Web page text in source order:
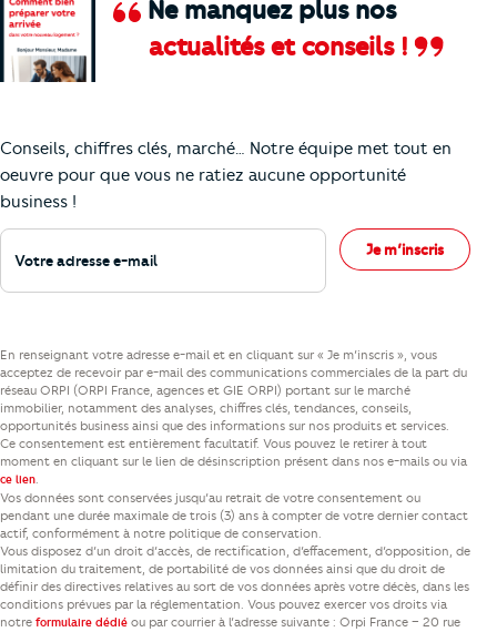
Ne manquez plus nos
actualités et conseils !
Conseils, chiffres clés, marché… Notre équipe met tout en
oeuvre pour que vous ne ratiez aucune opportunité
business !
Votre adresse e-mail
Je m’inscris
En renseignant votre adresse e-mail et en cliquant sur « Je m’inscris », vous
acceptez de recevoir par e-mail des communications commerciales de la part du
réseau ORPI (ORPI France, agences et GIE ORPI) portant sur le marché
immobilier, notamment des analyses, chiffres clés, tendances, conseils,
opportunités business ainsi que des informations sur nos produits et services.
Ce consentement est entièrement facultatif. Vous pouvez le retirer à tout
moment en cliquant sur le lien de désinscription présent dans nos e-mails ou via
ce lien
Vos données sont conservées jusqu’au retrait de votre consentement ou
pendant une durée maximale de trois (3) ans à compter de votre dernier contact
actif, conformément à notre politique de conservation.
Vous disposez d’un droit d’accès, de rectification, d’effacement, d’opposition, de
limitation du traitement, de portabilité de vos données ainsi que du droit de
définir des directives relatives au sort de vos données après votre décès, dans les
conditions prévues par la réglementation. Vous pouvez exercer vos droits via
notre formulaire dédié ou par courrier à l’adresse suivante : Orpi France – 20 rue